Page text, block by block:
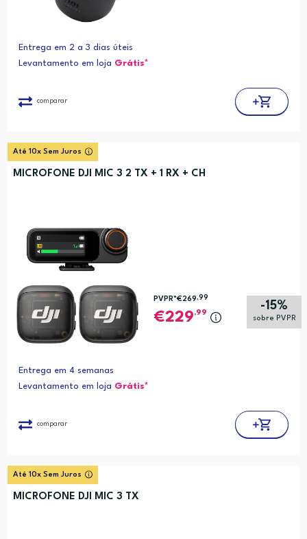
Entrega em 2 a 3 dias úteis
Levantamento em loja Grátis*
comparar
Até 10x Sem Juros
MICROFONE DJI MIC 3 2 TX + 1 RX + CH
-15%
sobre PVPR
PVPR*€269 ,99
229,99
Entrega em 4 semanas
Levantamento em loja Grátis*
comparar
Até 10x Sem Juros
MICROFONE DJI MIC 3 TX